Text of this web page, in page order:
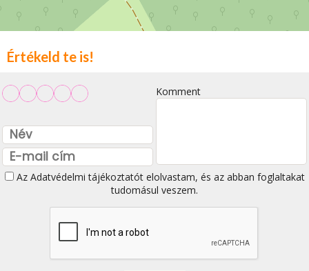
Értékeld te is!
Komment
Az Adatvédelmi tájékoztatótelolvastam, és az abban foglaltakat
tudomásul veszem.